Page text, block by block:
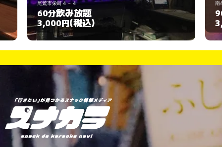
南牟婁郡御浜町志原1831
3,000円 (税込)